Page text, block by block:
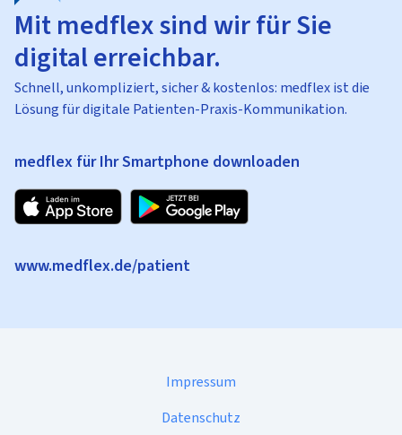
Mit medflex sind wir für Sie
digital erreichbar.
Schnell, unkompliziert, sicher & kostenlos: medflex ist die
Lösung für digitale Patienten-Praxis-Kommunikation.
medflex für Ihr Smartphone downloaden
www.medflex.de/patient
Impressum
Datenschutz